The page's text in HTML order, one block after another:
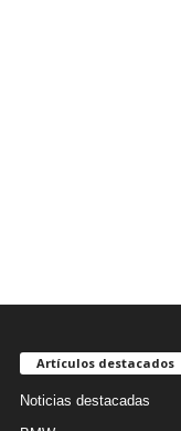
Artículos destacados
Noticias destacadas